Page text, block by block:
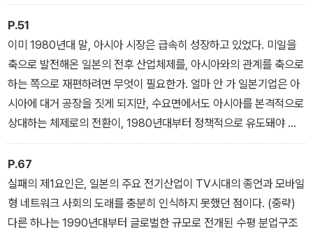
연결돼 있었고, 우리들은 왜 30년씩이나 ‘실패’의 사슬에서 벗어날
수 없었는가를 드러내 보이기는 쉽지 않다. 헤이세이의 ‘실패’는 대체
어디부터 어디까지가 필연이었던가.
P.51
이미 1980년대 말, 아시아 시장은 급속히 성장하고 있었다. 미일을
축으로 발전해온 일본의 전후 산업체제를, 아시아와의 관계를 축으로
하는 쪽으로 재편하려면 무엇이 필요한가. 얼마 안 가 일본기업은 아
시아에 대거 공장을 짓게 되지만, 수요면에서도 아시아를 본격적으로
상대하는 체제로의 전환이, 1980년대부터 정책적으로 유도돼야 했
던 것 아닌가. 그러나 그런 구조전환은 뒤로 미뤄지고, 금리인하에 의
한 대응이 우선시되면서 효과는 약하면서 부작용이 터무니없이 큰 결
과를 초래했던 것은 아닌가.
P.67
실패의 제1요인은, 일본의 주요 전기산업이 TV시대의 종언과 모바일
형 네트워크 사회의 도래를 충분히 인식하지 못했던 점이다. (중략)
다른 하나는 1990년대부터 글로벌한 규모로 전개된 수평 분업구조